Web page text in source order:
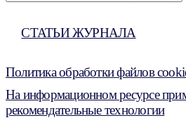
СТАТЬИ ЖУРНАЛА
Политика обработки файлов
На информационном ресурсе
рекомендательные технологии